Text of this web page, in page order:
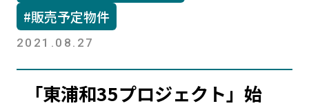
#販売予定物件
2021.08.27
「東浦和35プロジェクト」始